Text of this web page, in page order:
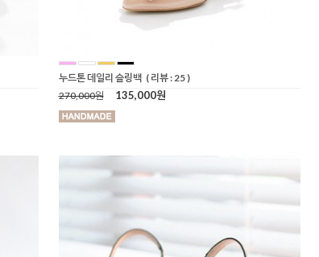
누드톤 데일리 슬링백 ( 리뷰 : 25 )
270,000원
135,000원